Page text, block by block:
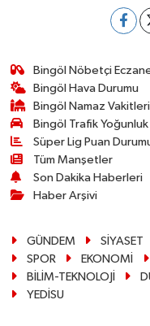
Bingöl Nöbetçi
Bingöl Hava Durumu
Bingöl Namaz Vakitleri
Bingöl Trafik Yoğunluk
Süper Lig Puan
Tüm Manşetler
Son Dakika Haberleri
Haber Arşivi
GÜNDEM SİYASET
SPOR
EKONOMİ
BİLİM-TEKNOLOJİ
YEDİSU